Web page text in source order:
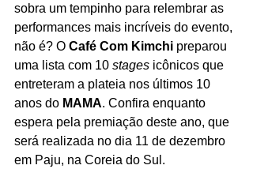
sobra um tempinho para relembrar as
performances mais incríveis do evento,
não é? O Café Com Kimchi preparou
uma lista com 10 stages icônicos que
entreteram a plateia nos últimos 10
anos do MAMA. Confira enquanto
espera pela premiação deste ano, que
será realizada no dia 11 de dezembro
em Paju, na Coreia do Sul.